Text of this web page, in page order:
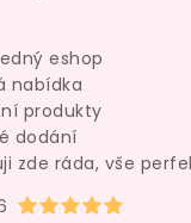
479 Kč
Do košíku
Hodnocení
eshop
nabídka
produkty
dodání
zde ráda, vše